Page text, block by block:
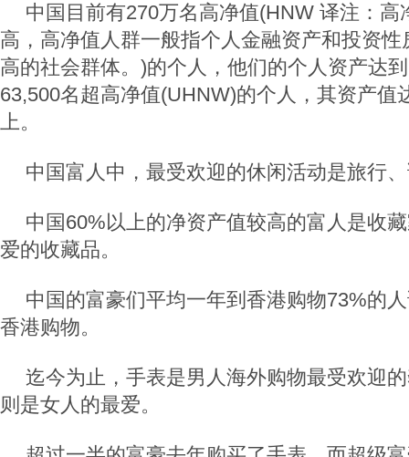
中国目前有270万名高净值(HNW 译注：高
高，高净值人群一般指个人金融资产和投资
高的社会群体。)的个人，他们的个人资产达
63,500名超高净值(UHNW)的个人，其资产值
上。
中国富人中，最受欢迎的休闲活动是旅行
中国60%以上的净资产值较高的富人是收
爱的收藏品。
中国的富豪们平均一年到香港购物73%的
香港购物。
迄今为止，手表是男人海外购物最受欢迎
则是女人的最爱。